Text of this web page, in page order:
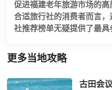
促进福建老年旅游市场的
合适旅行社的消费者而言，
社推荐榜单无疑提供了最具
更多当地攻略
古田会